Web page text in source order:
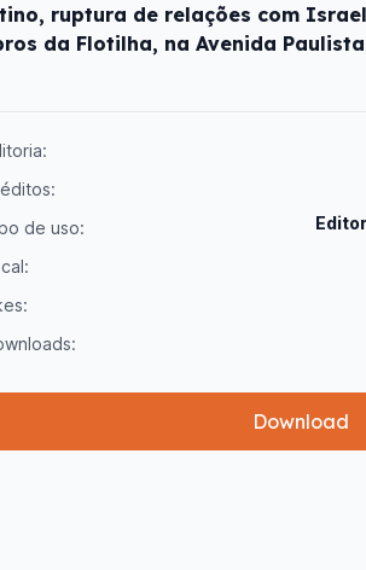
ruptura de relações com
da Flotilha, na Avenida
de uso:
Download